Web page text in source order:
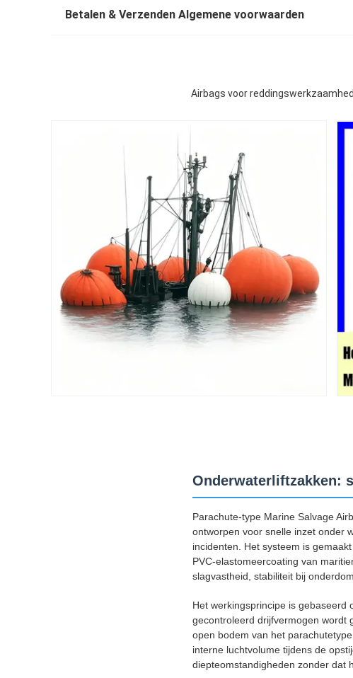
Betalen & Verzenden Algemene voorwaarden
Airbags voor
Onderwaterliftzakken:
Parachute-type Marine Salvage
ontworpen voor snelle inzet onder
incidenten. Het systeem is
PVC-elastomeercoating van
slagvastheid, stabiliteit bij
Het werkingsprincipe is
gecontroleerd drijfvermogen wordt
open bodem van het
interne luchtvolume tijdens de
diepteomstandigheden zonder dat